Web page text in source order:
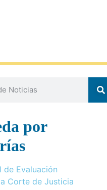
por
de Evaluación
Corte de Justicia